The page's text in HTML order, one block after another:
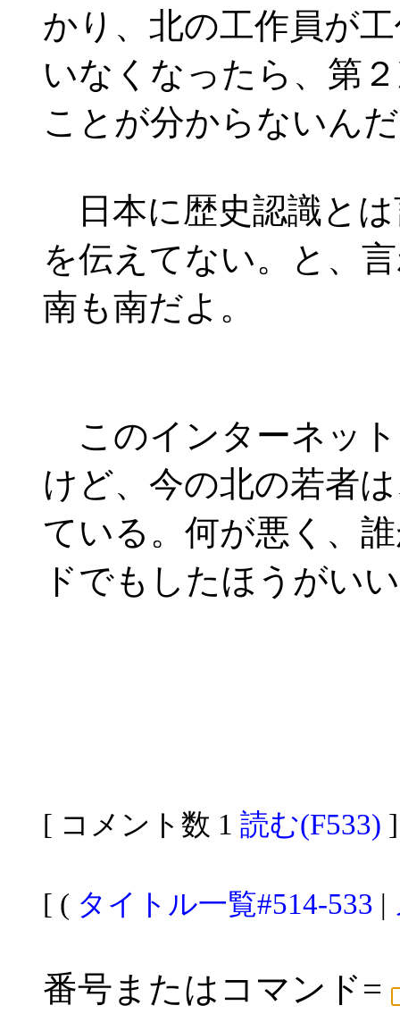
かり、北の工作員が
いなくなったら、第
ことが分からないん
日本に歴史認識とは
を伝えてない。と、
南も南だよ。
このインターネッ
けど、今の北の若者
ている。何が悪く、
ドでもしたほうがい
[ コメント数 1 読む(F533) ]
[ ( タイトル一覧#514-533 |
番号またはコマンド=